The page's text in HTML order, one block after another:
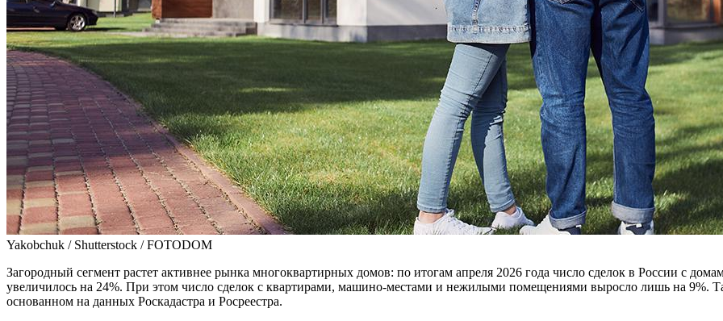
Yakobchuk / Shutterstock / FOTODOM
Загородный сегмент растет активнее рынка многоквартирных домов: по итогам апреля 2026 года число сделок в России с
увеличилось на 24%. При этом число сделок с квартирами, машино-местами и нежилыми помещениями выросло лишь на 9%.
основанном на данных Роскадастра и Росреестра.